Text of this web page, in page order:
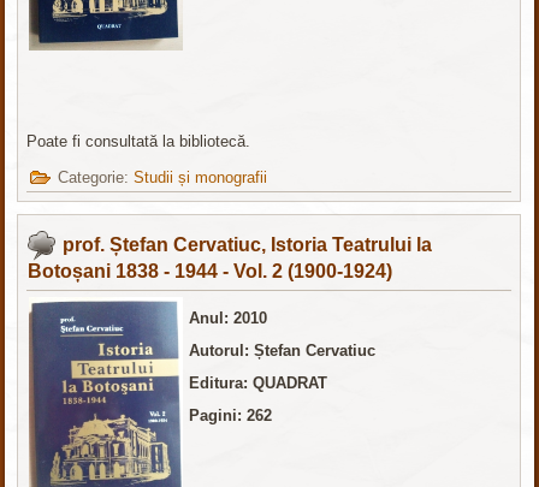
Poate fi consultată la bibliotecă.
Categorie:Studii și monografii
prof. Ștefan Cervatiuc, Istoria Teatrului la
Botoșani 1838 - 1944 - Vol. 2 (1900-1924)
Anul: 2010
Autorul: Ștefan Cervatiuc
Editura: QUADRAT
Pagini: 262